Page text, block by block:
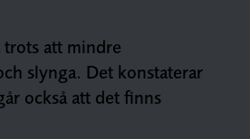
att mindre
slynga. Det konstaterar
också att det finns